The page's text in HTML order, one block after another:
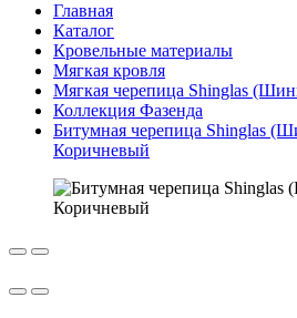
Главная
Каталог
Кровельные материалы
Мягкая кровля
Мягкая черепица Shinglas
Коллекция Фазенда
Битумная черепица Shinglas
Коричневый